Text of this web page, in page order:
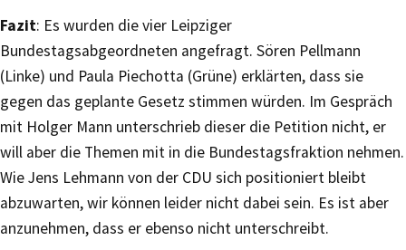
Fazit: Es wurden die vier Leipziger
Bundestagsabgeordneten angefragt. Sören Pellmann
(Linke) und Paula Piechotta (Grüne) erklärten, dass sie
gegen das geplante Gesetz stimmen würden. Im Gespräch
mit Holger Mann unterschrieb dieser die Petition nicht, er
will aber die Themen mit in die Bundestagsfraktion nehmen.
Wie Jens Lehmann von der CDU sich positioniert bleibt
abzuwarten, wir können leider nicht dabei sein. Es ist aber
anzunehmen, dass er ebenso nicht unterschreibt.